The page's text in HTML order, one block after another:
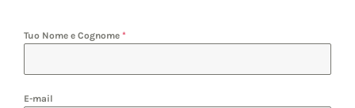
Tuo Nome e Cognome *
E-mail